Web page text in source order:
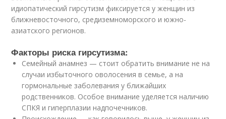
идиопатический гирсутизм фиксируется у женщин из
ближневосточного, средиземноморского и южно-
азиатского регионов.
Факторы риска гирсутизма:
Семейный анамнез — стоит обратить внимание не на
случаи избыточного оволосения в семье, а на
гормональные заболевания у ближайших
родственников. Особое внимание уделяется наличию
СПКЯ и гиперплазии надпочечников.